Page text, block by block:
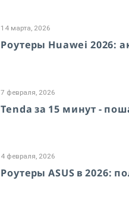
14 марта, 2026
Роутеры Huawei 2026:
7 февраля, 2026
Tenda за 15 минут -
4 февраля, 2026
Роутеры ASUS в 2026: